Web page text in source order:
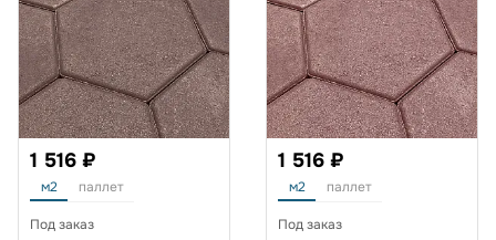
1 516 ₽
м2 паллет
Под заказ
1 516 ₽
м2 паллет
Под заказ